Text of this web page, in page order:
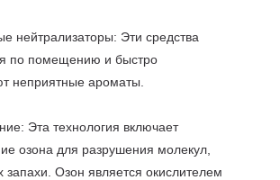
нейтрализаторы: Эти средства
по помещению и быстро
неприятные ароматы.
Эта технология включает
озона для разрушения молекул,
Озон является окислителем